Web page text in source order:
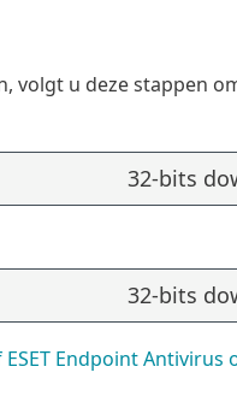
u deze stappen
32-bits
32-bits
Endpoint Antivirus